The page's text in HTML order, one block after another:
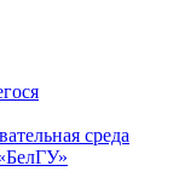
среда